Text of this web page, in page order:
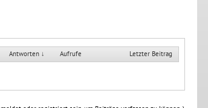
Antworten ↓ Aufrufe Letzter Beitrag